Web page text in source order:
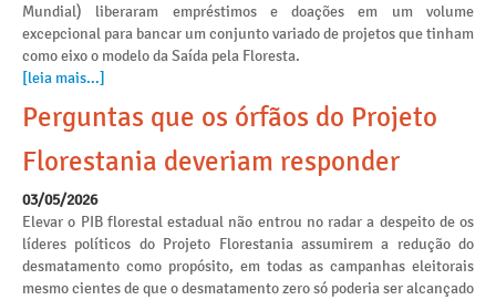
Mundial) liberaram empréstimos e doações em um volume
excepcional para bancar um conjunto variado de projetos que tinham
como eixo o modelo da Saída pela Floresta.
[leia mais...]
Perguntas que os órfãos do Projeto
Florestania deveriam responder
03/05/2026
Elevar o PIB florestal estadual não entrou no radar a despeito de os
líderes políticos do Projeto Florestania assumirem a redução do
desmatamento como propósito, em todas as campanhas eleitorais
mesmo cientes de que o desmatamento zero só poderia ser alcançado